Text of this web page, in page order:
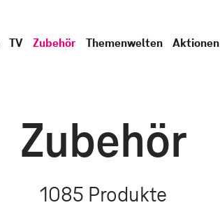
TV Zubehör Themenwelten Aktionen
Zubehör
1085 Produkte